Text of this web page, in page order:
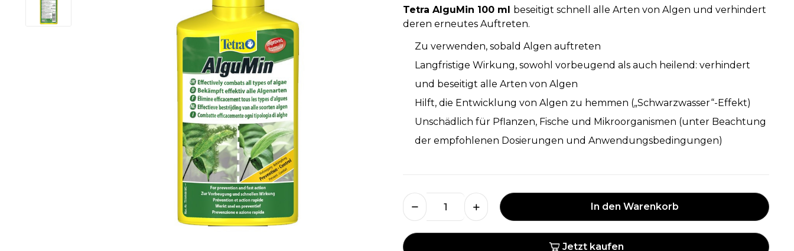
Tetra AlguMin 100 ml beseitigt schnell alle Arten von Algen und verhindert
deren erneutes Auftreten.
Zu verwenden, sobald Algen auftreten
Langfristige Wirkung, sowohl vorbeugend als auch heilend: verhindert
und beseitigt alle Arten von Algen
Hilft, die Entwicklung von Algen zu hemmen („Schwarzwasser“-Effekt)
Unschädlich für Pflanzen, Fische und Mikroorganismen (unter Beachtung
der empfohlenen Dosierungen und Anwendungsbedingungen)
In den Warenkorb
Jetzt kaufen